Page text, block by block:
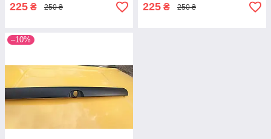
225 ₴ 250 ₴ 225 ₴ 250 ₴
–10%